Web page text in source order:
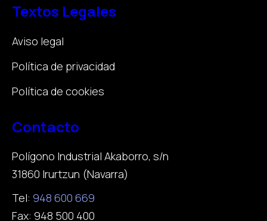
Textos Legales
Aviso legal
Política de privacidad
Política de cookies
Contacto
Polígono Industrial Akaborro, s/n
31860 Irurtzun (Navarra)
Tel: 948 600 669
Fax: 948 500 400